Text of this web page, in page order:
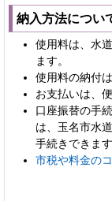
納入方法につい
使用料は、水
ます。
使用料の納付
お支払いは、
口座振替の手
は、玉名市水
手続きできます
市税や料金の